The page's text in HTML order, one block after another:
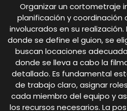
Organizar un cortometraje
planificación y
involucrados en su
donde se define el guion, se
buscan locaciones
donde se lleva a cabo la
detallado. Es fundamental
de trabajo claro, asignar
cada miembro del equipo y
los recursos necesarios. La